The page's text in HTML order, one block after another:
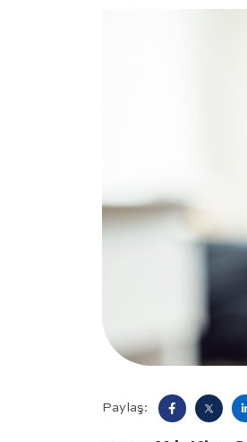
Paylaş: